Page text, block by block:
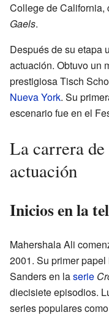
College de California,
Gaels.
Después de su etapa
actuación. Obtuvo un
prestigiosa Tisch
Nueva York. Su
escenario fue en el
La carrera
actuación
Inicios en la
Mahershala Ali
2001. Su primer
Sanders en laserie
diecisiete episodios.
series populares como